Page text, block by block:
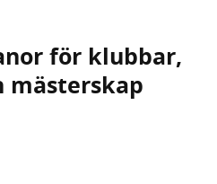
för klubbar,
mästerskap